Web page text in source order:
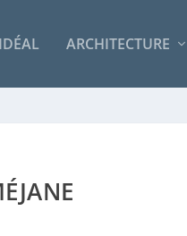
ARCHITECTURE